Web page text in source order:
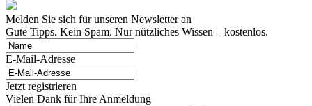
Melden Sie sich für unseren Newsletter an
Gute Tipps. Kein Spam. Nur nützliches Wissen – kostenlos.
E-Mail-Adresse
Jetzt registrieren
Vielen Dank für Ihre Anmeldung